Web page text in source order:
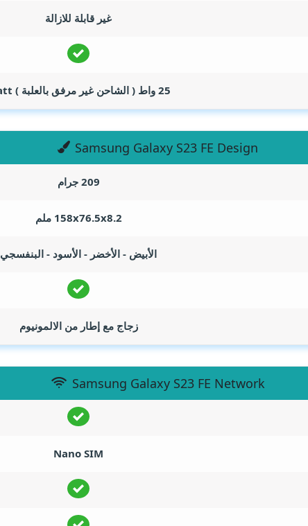
غير قابلة للازالة
25 واط ( الشاحن غير مرفق بالعلبة )
Samsung Galaxy S23 FE Design
209 جرام
158x76.5x8.2 ملم
الأبيض - الأخضر - الأسود - البنفسجي
زجاج مع إطار من الالمونيوم
Samsung Galaxy S23 FE Network
Nano SIM